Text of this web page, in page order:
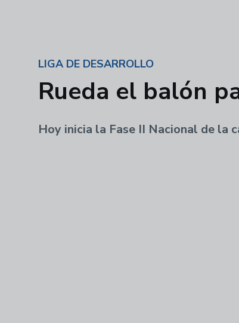
LIGA DE DESARROLLO
Rueda el balón
Hoy inicia la Fase II Nacional de la